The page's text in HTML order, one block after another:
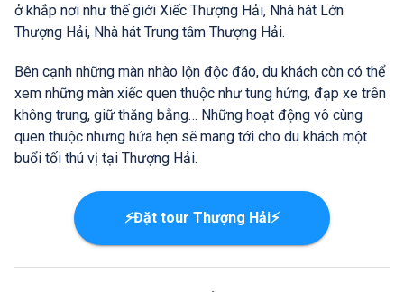
ở khắp nơi như thế giới Xiếc Thượng Hải, Nhà hát Lớn
Thượng Hải, Nhà hát Trung tâm Thượng Hải.
Bên cạnh những màn nhào lộn độc đáo, du khách còn có thể
xem những màn xiếc quen thuộc như tung hứng, đạp xe trên
không trung, giữ thăng bằng… Những hoạt động vô cùng
quen thuộc nhưng hứa hẹn sẽ mang tới cho du khách một
buổi tối thú vị tại Thượng Hải.
⚡Đặt tour Thượng Hải⚡